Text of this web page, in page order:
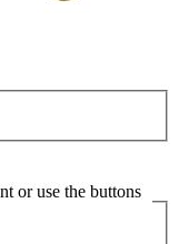
or use the buttons